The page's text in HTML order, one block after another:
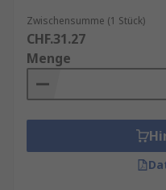
Zwischensumme (1 Stück)
CHF.31.27
Menge